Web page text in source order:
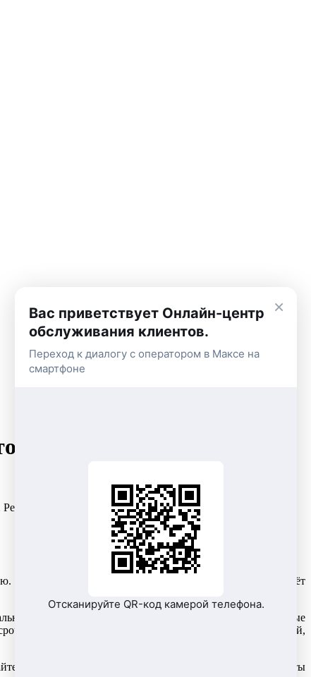
закрыть долги до Нового
до праздников внести на свой лицевой счёт
до праздников внести на свой лицевой счёт
это позволит значительно экономить собственные
оплаты электроэнергии для всех групп потребителей,
vostok-electra.ru. Необходимо наличие банковской карты
×
Вас приветствует Онлайн-центр
обслуживания клиентов.
Переход к диалогу с оператором в Максе на
смартфоне
Отсканируйте QR-код камерой телефона.